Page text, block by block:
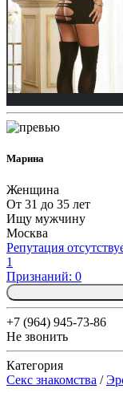
Марина
Женщина
От 31 до 35 лет
Ищу мужчину
Москва
Репутация
1
Признаний: 0
+7 (964) 945-73-86
Не звонить
Категория
Секс знакомства /